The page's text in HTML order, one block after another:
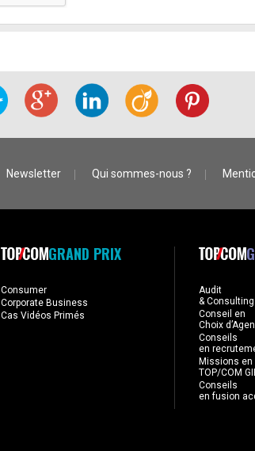
Newsletter Qui sommes-nous ?
GRAND PRIX
Consumer
Corporate Business
Cas Vidéos Primés
Audit
& Consulting
Conseil en
Choix
Conseils
en
Missions en
TOP/COM
Conseils
en fusion